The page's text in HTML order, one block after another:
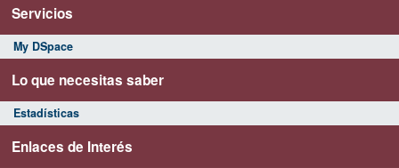
Servicios
My DSpace
Lo que necesitas saber
Estadísticas
Enlaces de Interés